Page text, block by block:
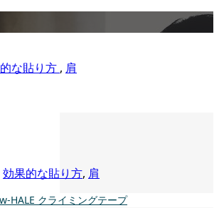
な貼り方 , 肩
効果的な貼り方, 肩
HALE クライミングテープ